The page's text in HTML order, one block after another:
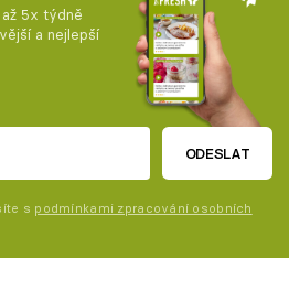
5x týdně
a nejlepší
ODESLAT
s podmínkami zpracování osobních